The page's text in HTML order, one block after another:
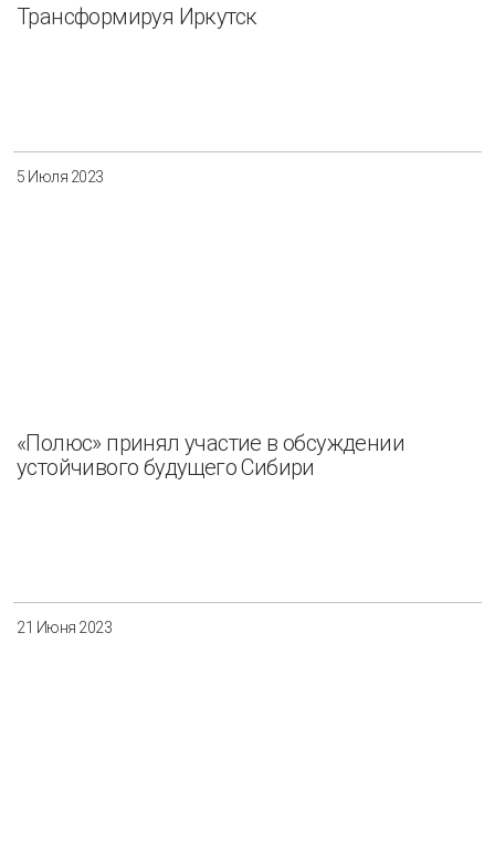
Трансформируя Иркутск
5 Июля 2023
«Полюс» принял участие в обсуждении
устойчивого будущего Сибири
21 Июня 2023